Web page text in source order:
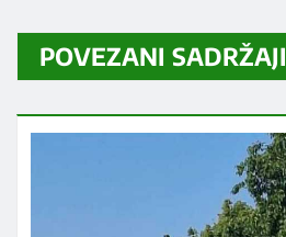
POVEZANI SADRŽAJI